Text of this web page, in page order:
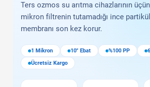
Ters ozmos su arıtma cihazlarının
mikron filtrenin tutamadığı ince
membranı son kez korur.
1 Mikron 10" Ebat %100 PP
Ücretsiz Kargo